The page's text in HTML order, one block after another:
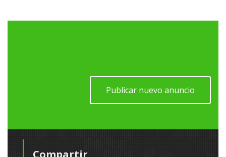
Publicar nuevo anuncio
Compartir